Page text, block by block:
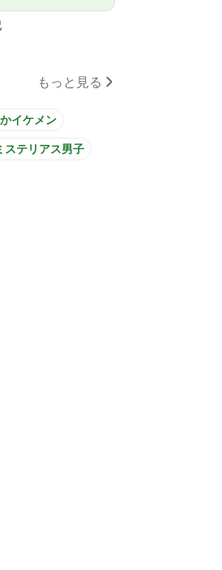
もっと見る
イケメン
ステリアス男子